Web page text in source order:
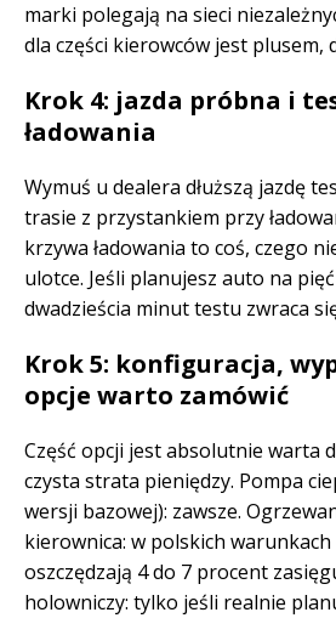
marki polegają na sieci
dla części kierowców jest plusem,
Krok 4: jazda próbna i
ładowania
Wymuś u dealera dłuższą jazdę
trasie z przystankiem przy
krzywa ładowania to coś, czego
ulotce. Jeśli planujesz auto na
dwadzieścia minut testu zwraca
Krok 5: konfiguracja,
opcje warto zamówić
Część opcji jest absolutnie warta
czysta strata pieniędzy. Pompa
wersji bazowej): zawsze.
kierownica: w polskich
oszczędzają 4 do 7 procent
holowniczy: tylko jeśli realnie